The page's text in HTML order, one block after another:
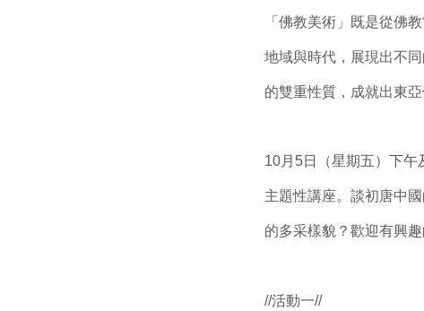
「佛教美術」既是從佛
地域與時代，展現出不
的雙重性質，成就出東
10月5日（星期五）下
主題性講座。談初唐中
的多采樣貌？歡迎有興趣
//活動一//